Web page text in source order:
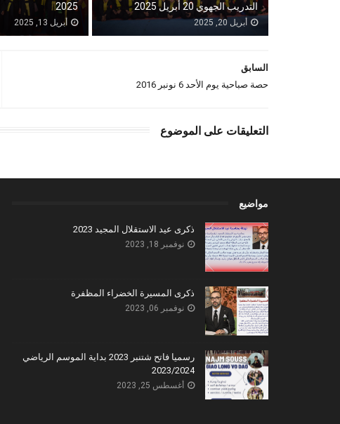
التدريب الجهوي 20 أبريل 2025
أبريل 20, 2025
2025
أبريل 13, 2025
السابق
حصة صباحية يوم الأحد 6 نونبر 2016
التعليقات على الموضوع
مواضيع
ذكرى عيد الاستقلال المجيد 2023
نوفمبر 18, 2023
ذكرى المسيرة الخضراء المظفرة
نوفمبر 06, 2023
رسميا فاتح شتنبر 2023 بداية الموسم الرياضي
2023/2024
أغسطس 25, 2023